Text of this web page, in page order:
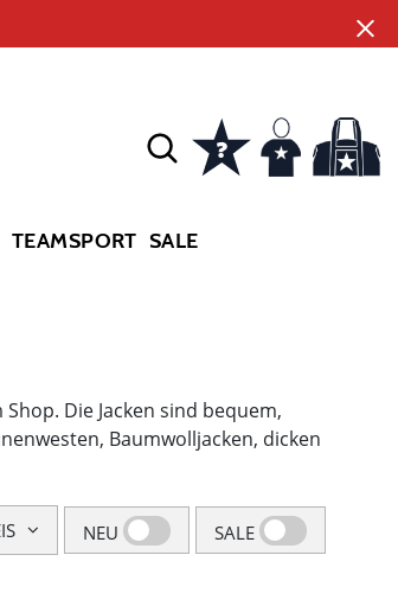
TEAMSPORT SALE
Die Jacken sind bequem,
Baumwolljacken, dicken
NEU SALE